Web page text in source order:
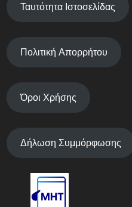
Ταυτότητα Ιστοσελίδας
Πολιτική Απορρήτου
Όροι Χρήσης
Δήλωση Συμμόρφωσης